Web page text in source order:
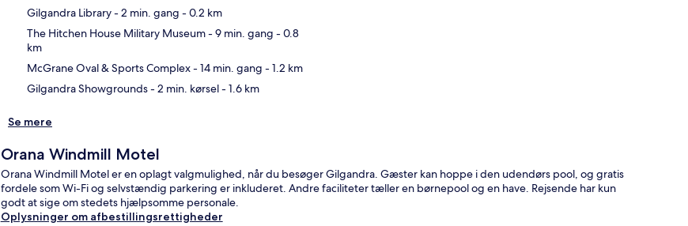
Gilgandra Library- 2 min. gang - 0.2 km
The Hitchen House Military Museum- 9 min. gang - 0.8
km
McGrane Oval & Sports Complex- 14 min. gang - 1.2 km
Gilgandra Showgrounds- 2 min. kørsel- 1.6 km
Se mere
Orana Windmill Motel
Orana Windmill Motel er en oplagt valgmulighed, når du besøger Gilgandra. Gæster kan hoppe i den udendørs pool, og gratis
fordele som Wi-Fi og selvstændig parkering er inkluderet. Andre faciliteter tæller en børnepool og en have. Rejsende har kun
godt at sige om stedets hjælpsomme personale.
Oplysninger om afbestillingsrettigheder